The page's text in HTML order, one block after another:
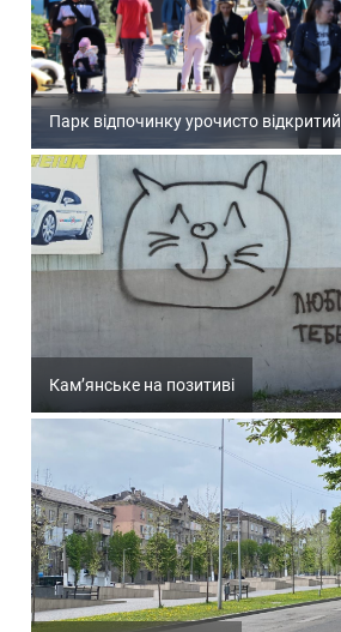
Парк відпочинку урочисто відкритий
Кам’янське на позитиві